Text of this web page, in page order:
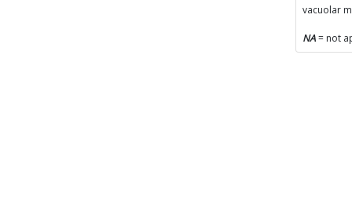
vacuolar
NA= not